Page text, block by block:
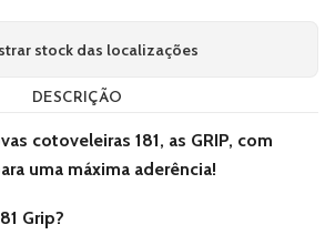
stock das localizações
DESCRIÇÃO
cotoveleiras 181, as GRIP, com
uma máxima aderência!
Grip?